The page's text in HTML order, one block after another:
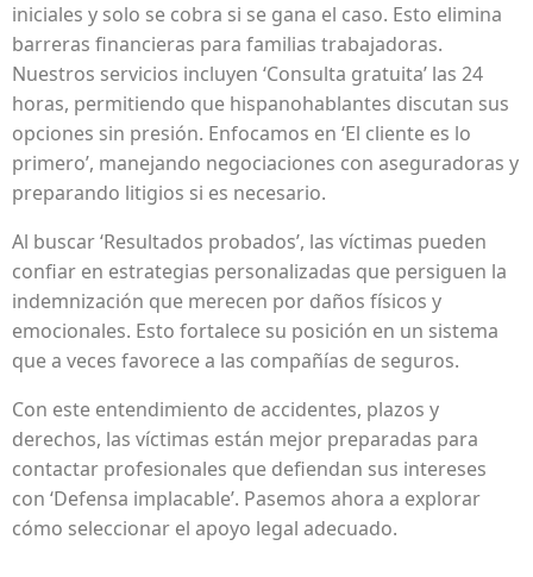
iniciales y solo se cobra si se gana el caso. Esto elimina
barreras financieras para familias trabajadoras.
Nuestros servicios incluyen ‘Consulta gratuita’ las 24
horas, permitiendo que hispanohablantes discutan sus
opciones sin presión. Enfocamos en ‘El cliente es lo
primero’, manejando negociaciones con aseguradoras y
preparando litigios si es necesario.
Al buscar ‘Resultados probados’, las víctimas pueden
confiar en estrategias personalizadas que persiguen la
indemnización que merecen por daños físicos y
emocionales. Esto fortalece su posición en un sistema
que a veces favorece a las compañías de seguros.
Con este entendimiento de accidentes, plazos y
derechos, las víctimas están mejor preparadas para
contactar profesionales que defiendan sus intereses
con ‘Defensa implacable’. Pasemos ahora a explorar
cómo seleccionar el apoyo legal adecuado.